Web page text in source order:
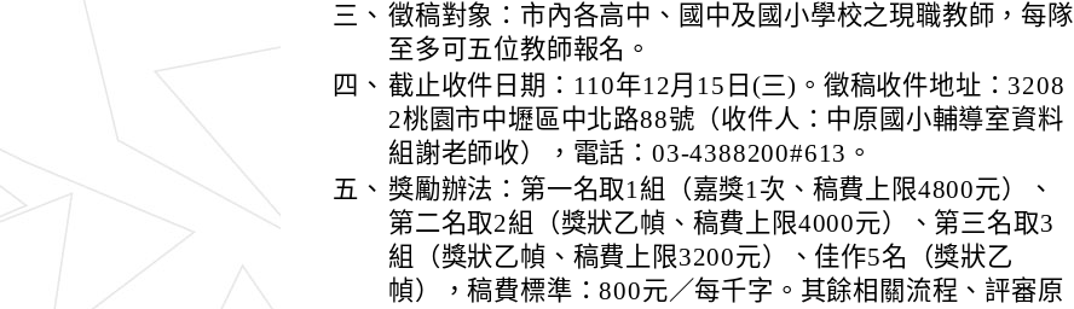
三、 徵稿對象：市內各高中、國中及國小學校之現職教師，每隊
至多可五位教師報名。
四、 截止收件日期：110年12月15日(三)。徵稿收件地址：3208
2桃園市中壢區中北路88號（收件人：中原國小輔導室資料
組謝老師收），電話：03-4388200#613。
五、 獎勵辦法：第一名取1組（嘉獎1次、稿費上限4800元）、
第二名取2組（獎狀乙幀、稿費上限4000元）、第三名取3
組（獎狀乙幀、稿費上限3200元）、佳作5名（獎狀乙
幀），稿費標準：800元／每千字。其餘相關流程、評審原